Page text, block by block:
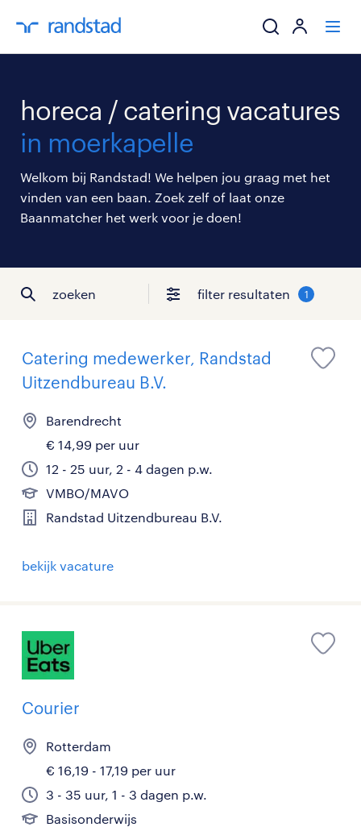
mijn carrière
over randstad
horeca / catering vacatures
in moerkapelle
Welkom bij Randstad! We helpen jou graag met het
vinden van een baan. Zoek zelf of laat onze
Baanmatcher het werk voor je doen!
zoeken filter resultaten 1
Catering medewerker, Randstad
Uitzendbureau B.V.
Barendrecht
€ 14,99 per uur
12 - 25 uur, 2 - 4 dagen p.w.
VMBO/MAVO
Randstad Uitzendbureau B.V.
bekijk vacature
Courier
Rotterdam
€ 16,19 - 17,19 per uur
3 - 35 uur, 1 - 3 dagen p.w.
Basisonderwijs